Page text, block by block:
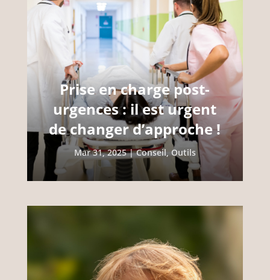
Prise en charge post-
urgences : il est urgent
de changer d’approche !
Mar 31, 2025|Conseil, Outils